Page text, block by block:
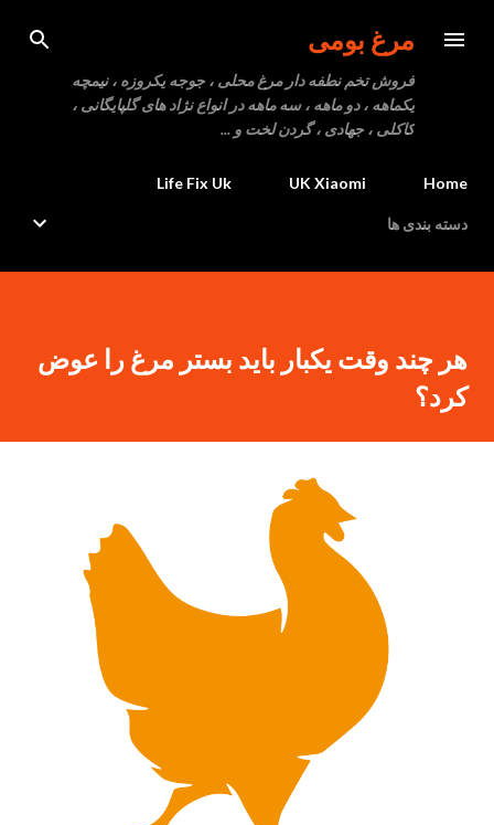
مرغ بومی
فروش تخم نطفه دار مرغ محلی ، جوجه یکروزه ، نیمچه
یکماهه ، دو ماهه ، سه ماهه در انواع نژاد های گلپایگانی ،
کاکلی ، جهادی ، گردن لخت و ...
Home
UK Xiaomi
Life Fix Uk
دسته بندی ها
هر چند وقت یکبار باید بستر مرغ را عوض
کرد؟